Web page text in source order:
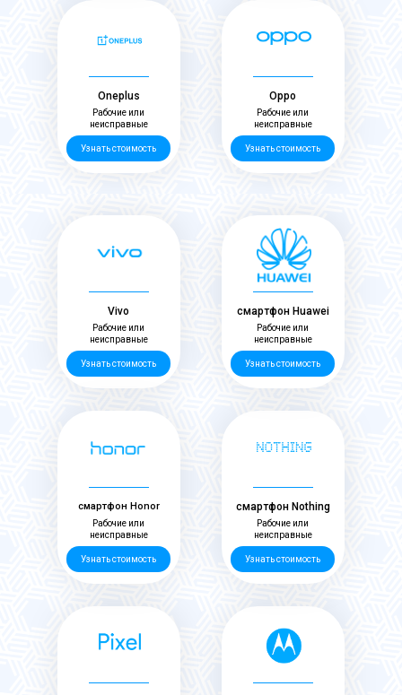
Узнать стоимость
Рабочие или
неисправные
Oppo
Узнать стоимость
Oneplus
Рабочие или
неисправные
Vivo
Рабочие или
неисправные
Узнать стоимость
смартфон Nothing
Узнать стоимость
Рабочие или
неисправные
Рабочие или
неисправные
Узнать стоимость
смартфон Honor
смартфон Huawei
Рабочие или
неисправные
Узнать стоимость